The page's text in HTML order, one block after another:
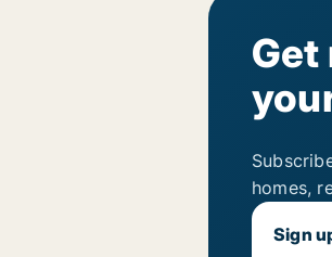
Get
homes,
Sign